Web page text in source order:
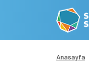
Anasayfa